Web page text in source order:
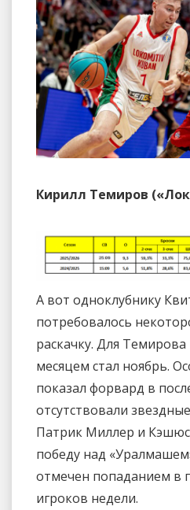
Кирилл Темиров
А вот одноклубнику
потребовалось
раскачку. Для
месяцем стал ноябрь.
показал форвард в
отсутствовали
Патрик Миллер и Кэшюс
победу над
отмечен попаданием в
игроков недели.